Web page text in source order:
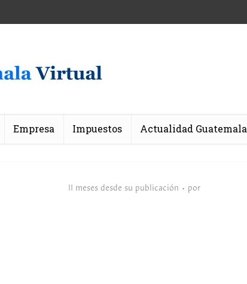
Empresa Impuestos Actualidad Guatemala
11 meses desde su publicación por